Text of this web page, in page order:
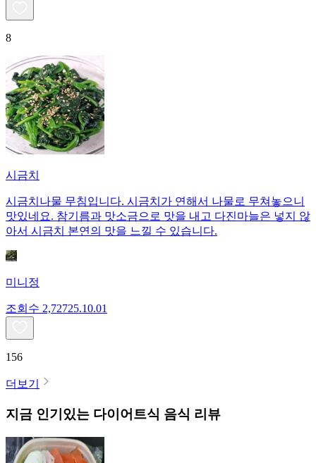
8
시금치
시금치나물 무침입니다. 시금치가 연해서 나물로 무쳐놓으니
맛있네요. 참기름과 맛소금으로 맛을 내고 다진마늘은 넣지 않
아서 시금치 본연의 맛을 느낄 수 있습니다.
미니정
조회수 2,72725.10.01
156
더보기
지금 인기있는 다이어트식 음식 리뷰